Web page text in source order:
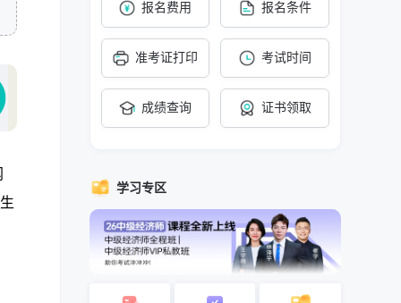
报名费用 报名条件
准考证打印 考试时间
成绩查询 证书领取
学习专区